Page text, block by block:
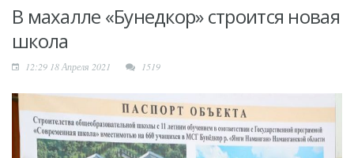
возможностями
школьники - среди
Победа при полных
трибунах
В махалле «Бунедкор» строится новая
школа
12:29 18 Апреля 2021 1519